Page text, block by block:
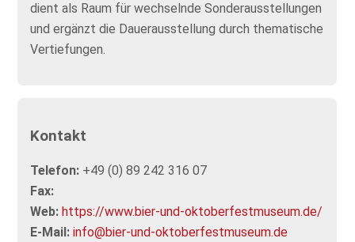
dient als Raum für wechselnde Sonderausstellungen
und ergänzt die Dauerausstellung durch thematische
Vertiefungen.
Kontakt
Telefon: +49 (0) 89 242 316 07
Fax:
Web: https://www.bier-und-oktoberfestmuseum.de/
E-Mail: info@bier-und-oktoberfestmuseum.de